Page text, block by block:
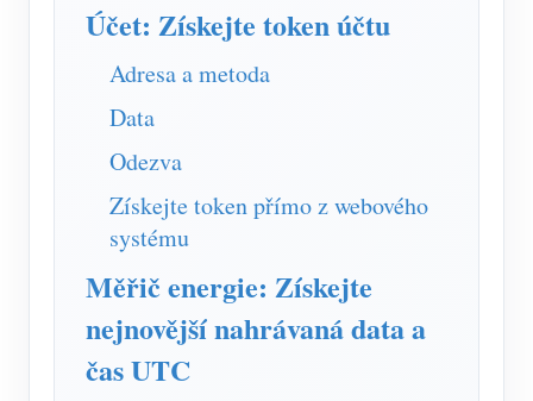
Systém energetického předpovídání a simulace
Aplikace
Řídicí systém PV ohřívače
Tovární energetické monitorování
Rychlý start produktu
Dokument
Výukové video
FAQ
Společenství
Vývojář
Prozkoumat
Program odměn
Kontakt
O nás
Účet: Získejte token účtu
Adresa a metoda
Data
Odezva
Získejte token přímo z webového
systému
Měřič energie: Získejte
nejnovější nahrávaná data a
čas UTC